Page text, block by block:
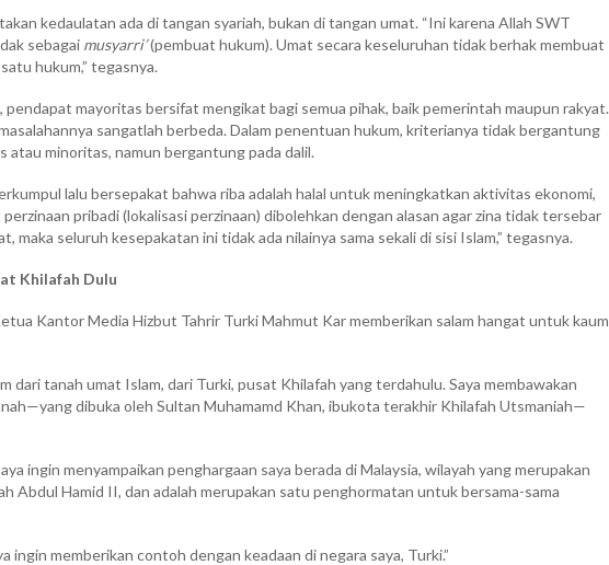
kedaulatan ada di tangan syariah, bukan di tangan umat. “Ini karena Allah SWT
sebagai musyarri’(pembuat hukum). Umat secara keseluruhan tidak berhak membuat
hukum,” tegasnya.
pendapat mayoritas bersifat mengikat bagi semua pihak, baik pemerintah maupun rakyat.
sangatlah berbeda. Dalam penentuan hukum, kriterianya tidak bergantung
atau minoritas, namun bergantung pada dalil.
lalu bersepakat bahwa riba adalah halal untuk meningkatkan aktivitas ekonomi,
pribadi (lokalisasi perzinaan) dibolehkan dengan alasan agar zina tidak tersebar
maka seluruh kesepakatan ini tidak ada nilainya sama sekali di sisi Islam,” tegasnya.
Khilafah Dulu
Kantor Media Hizbut Tahrir Turki Mahmut Kar memberikan salam hangat untuk kaum
dari tanah umat Islam, dari Turki, pusat Khilafah yang terdahulu. Saya membawakan
dibuka oleh Sultan Muhamamd Khan, ibukota terakhir Khilafah Utsmaniah—
ingin menyampaikan penghargaan saya berada di Malaysia, wilayah yang merupakan
Abdul Hamid II, dan adalah merupakan satu penghormatan untuk bersama-sama
ingin memberikan contoh dengan keadaan di negara saya, Turki.”